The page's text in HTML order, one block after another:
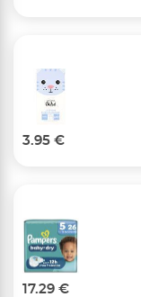
3.95 €
17.29 €